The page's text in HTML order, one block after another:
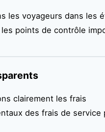
les voyageurs dans les
points de contrôle
clairement les frais
des frais de service